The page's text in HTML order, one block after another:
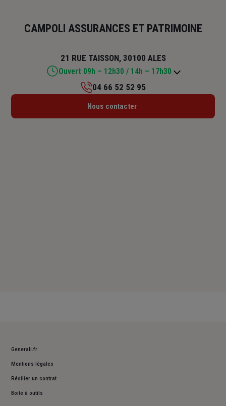
CAMPOLI ASSURANCES ET PATRIMOINE
21 RUE TAISSON, 30100 ALES
Ouvert 09h – 12h30 / 14h – 17h30
Lundi : 14h – 17h30
04 66 52 52 95
Nous contacter
Generali.fr
Mentions légales
Résilier un contrat
Boite à outils